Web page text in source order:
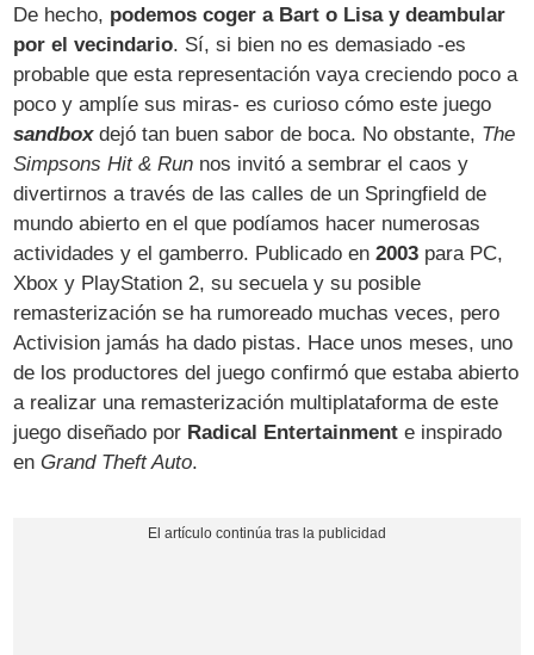
De hecho, podemos coger a Bart o Lisa y deambular
por el vecindario. Sí, si bien no es demasiado -es
probable que esta representación vaya creciendo poco a
poco y amplíe sus miras- es curioso cómo este juego
sandboxdejó tan buen sabor de boca. No obstante, The
Simpsons Hit & Run nos invitó a sembrar el caos y
divertirnos a través de las calles de un Springfield de
mundo abierto en el que podíamos hacer numerosas
actividades y el gamberro. Publicado en2003 para PC,
Xbox y PlayStation 2, su secuela y su posible
remasterización se ha rumoreado muchas veces, pero
Activision jamás ha dado pistas. Hace unos meses, uno
de los productores del juego confirmó que estaba abierto
a realizar una remasterización multiplataforma de este
juego diseñado por Radical Entertainment e inspirado
enGrand Theft Auto.